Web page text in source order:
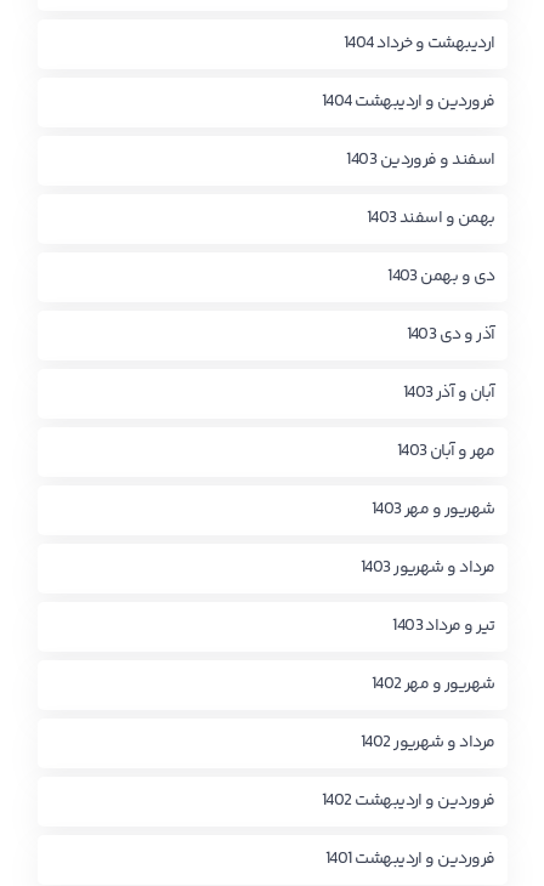
اردیبهشت و خرداد 1404
فروردین و اردیبهشت 1404
اسفند و فروردین 1403
بهمن و اسفند 1403
دی و بهمن 1403
آذر و دی 1403
آبان و آذر 1403
مهر و آبان 1403
شهریور و مهر 1403
مرداد و شهریور 1403
تیر و مرداد 1403
شهریور و مهر 1402
مرداد و شهریور 1402
فروردین و اردیبهشت 1402
فروردین و اردیبهشت 1401